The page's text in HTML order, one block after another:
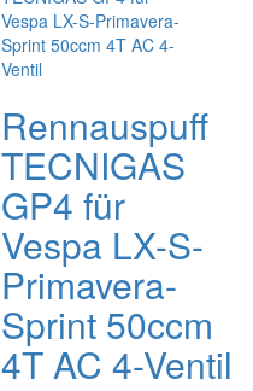
Rennauspuff
TECNIGAS
GP4 für
Vespa LX-S-
Primavera-
Sprint 50ccm
4T AC 4-Ventil